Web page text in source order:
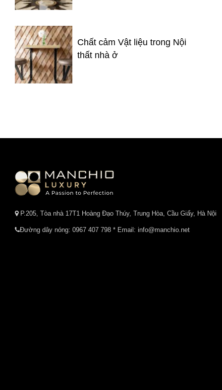
Chất cảm Vật liệu trong Nội
thất nhà ở
P.205, Tòa nhà 17T1 Hoàng Đạo Thúy, Trung Hòa, Cầu Giấy, Hà Nội
Đường dây nóng: 0967 407 798 * Email: info@manchio.net